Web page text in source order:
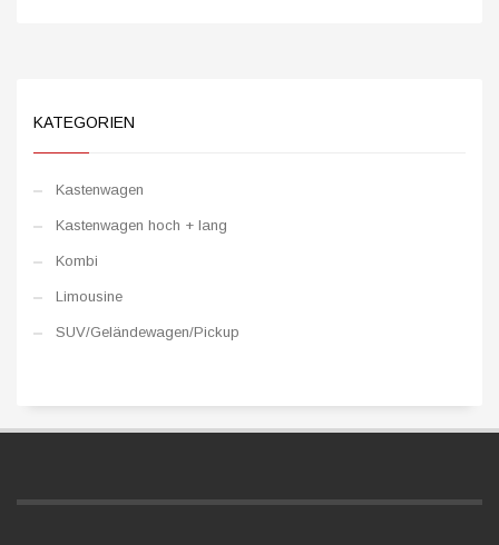
KATEGORIEN
Kastenwagen
Kastenwagen hoch + lang
Kombi
Limousine
SUV/Geländewagen/Pickup